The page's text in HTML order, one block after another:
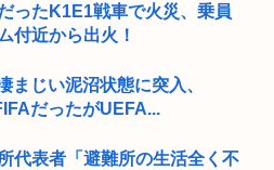
ったK1E1戦車で火災、乗員
付近から出火！
まじい泥沼状態に突入、
だったがUEFA...
代表者「避難所の生活全く不